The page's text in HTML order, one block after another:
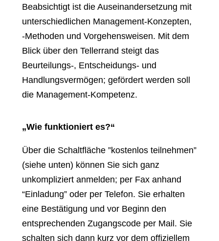
Beabsichtigt ist die Auseinandersetzung mit
unterschiedlichen Management-Konzepten,
‑Methoden und Vorgehensweisen. Mit dem
Blick über den Tellerrand steigt das
Beurteilungs‑, Entscheidungs- und
Handlungsvermögen; gefördert werden soll
die Management-Kompetenz.
„Wie funktioniert es?“
Über die Schaltfläche ”kostenlos teilnehmen”
(siehe unten) können Sie sich ganz
unkompliziert anmelden; per Fax anhand
“Einladung” oder per Telefon. Sie erhalten
eine Bestätigung und vor Beginn den
entsprechenden Zugangscode per Mail. Sie
schalten sich dann kurz vor dem offiziellem